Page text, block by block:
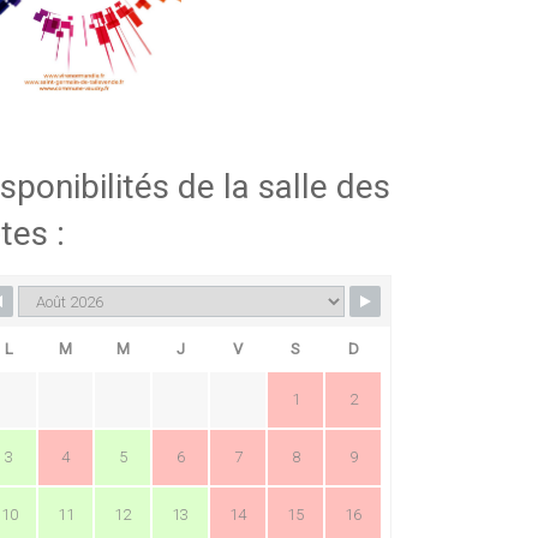
de la salle des
:
L M M J V S D
1 2
3 4 5 6 7 8 9
10 11 12 13 14 15 16